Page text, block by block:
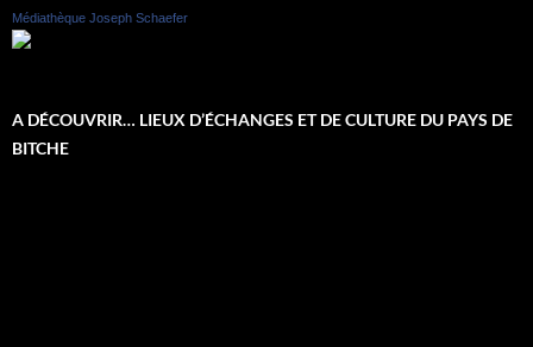
Médiathèque Joseph Schaefer
A DÉCOUVRIR… LIEUX D’ÉCHANGES ET DE CULTURE DU PAYS DE
BITCHE